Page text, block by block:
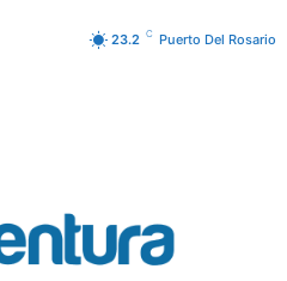
23.2 C Puerto Del Rosario